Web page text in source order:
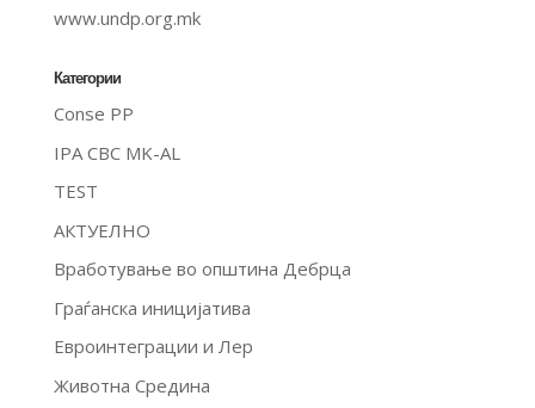
www.undp.org.mk
Категории
Conse PP
IPA CBC MK-AL
TEST
АКТУЕЛНО
Вработување во општина Дебрца
Граѓанска иницијатива
Евроинтеграции и Лер
Животна Средина